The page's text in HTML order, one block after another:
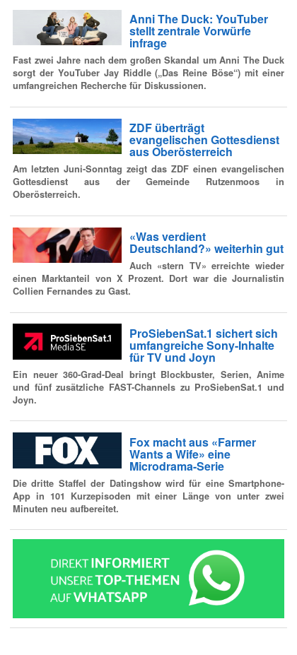
Anni The Duck: YouTuber
stellt zentrale Vorwürfe
infrage
Fast zwei Jahre nach dem großen Skandal um Anni The Duck
sorgt der YouTuber Jay Riddle („Das Reine Böse“) mit einer
umfangreichen Recherche für Diskussionen.
ZDF überträgt
evangelischen Gottesdienst
aus Oberösterreich
Am letzten Juni-Sonntag zeigt das ZDF einen evangelischen
Gottesdienst aus der Gemeinde Rutzenmoos in
Oberösterreich.
«Was verdient
Deutschland?» weiterhin gut
Auch «stern TV» erreichte wieder
einen Marktanteil von X Prozent. Dort war die Journalistin
Collien Fernandes zu Gast.
ProSiebenSat.1 sichert sich
umfangreiche Sony-Inhalte
für TV und Joyn
Ein neuer 360-Grad-Deal bringt Blockbuster, Serien, Anime
und fünf zusätzliche FAST-Channels zu ProSiebenSat.1 und
Joyn.
Fox macht aus «Farmer
Wants a Wife» eine
Microdrama-Serie
Die dritte Staffel der Datingshow wird für eine Smartphone-
App in 101 Kurzepisoden mit einer Länge von unter zwei
Minuten neu aufbereitet.